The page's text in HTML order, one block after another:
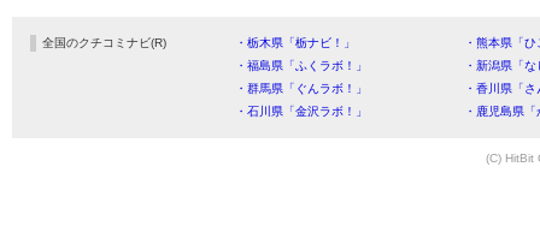
全国のクチコミナビ(R) ・栃木県「栃ナビ！」
・熊本県「
・福島県「ふくラボ！」
・新潟県「
・群馬県「ぐんラボ！」
・香川県「
・石川県「金沢ラボ！」
・鹿児島県
(C) HitBit